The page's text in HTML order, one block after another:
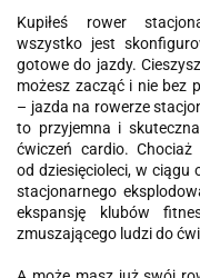
Kupiłeś rower
wszystko jest
gotowe do jazdy.
możesz zacząć i nie bez
– jazda na rowerze
to przyjemna i
ćwiczeń cardio. Chociaż
od dziesięcioleci, w
stacjonarnego
ekspansję klubów
zmuszającego ludzi do